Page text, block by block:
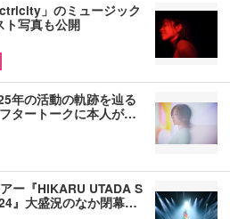
」のミュージック
写真も公開
年の活動の軌跡を辿る
タートークに本人が…
ー『HIKARU UTADA S
』大盛況のなか閉幕…